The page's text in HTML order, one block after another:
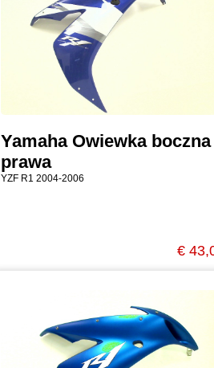
Yamaha Owiewka boczna
prawa
YZF R1 2004-2006
€